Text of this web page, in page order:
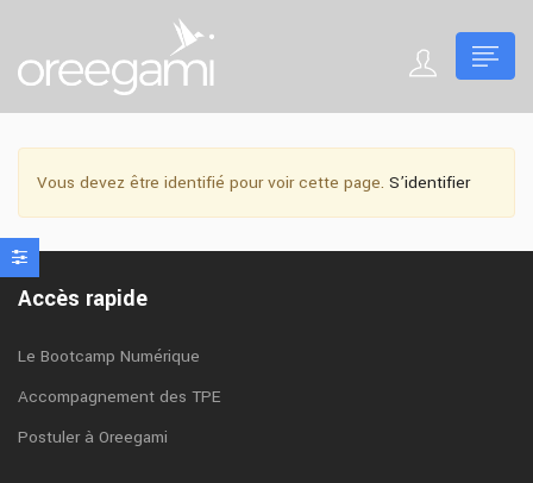
Vous devez être identifié pour voir cette page. S’identifier
Accès rapide
Le Bootcamp Numérique
Accompagnement des TPE
Postuler à Oreegami